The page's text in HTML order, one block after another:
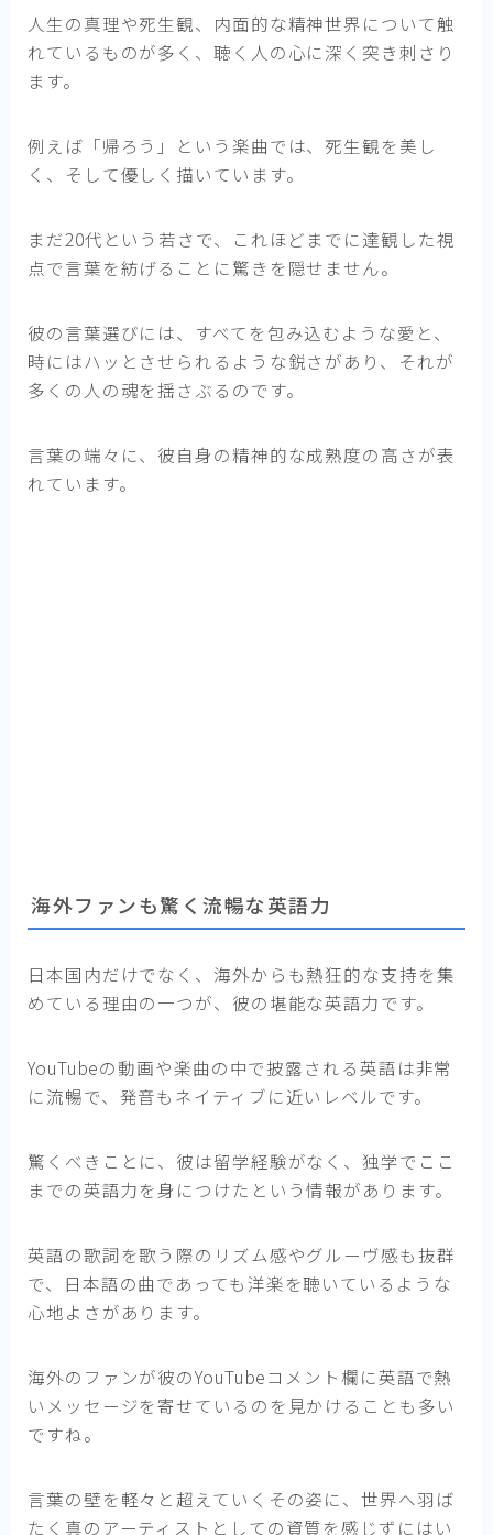
人生の真理や死生観、内面的な精神世界について触
れているものが多く、聴く人の心に深く突き刺さり
ます。
例えば「帰ろう」という楽曲では、死生観を美し
く、そして優しく描いています。
まだ20代という若さで、これほどまでに達観した視
点で言葉を紡げることに驚きを隠せません。
彼の言葉選びには、すべてを包み込むような愛と、
時にはハッとさせられるような鋭さがあり、それが
多くの人の魂を揺さぶるのです。
言葉の端々に、彼自身の精神的な成熟度の高さが表
れています。
海外ファンも驚く流暢な英語力
日本国内だけでなく、海外からも熱狂的な支持を集
めている理由の一つが、彼の堪能な英語力です。
YouTubeの動画や楽曲の中で披露される英語は非常
に流暢で、発音もネイティブに近いレベルです。
驚くべきことに、彼は留学経験がなく、独学でここ
までの英語力を身につけたという情報があります。
英語の歌詞を歌う際のリズム感やグルーヴ感も抜群
で、日本語の曲であっても洋楽を聴いているような
心地よさがあります。
海外のファンが彼のYouTubeコメント欄に英語で熱
いメッセージを寄せているのを見かけることも多い
ですね。
言葉の壁を軽々と超えていくその姿に、世界へ羽ば
たく真のアーティストとしての資質を感じずにはい